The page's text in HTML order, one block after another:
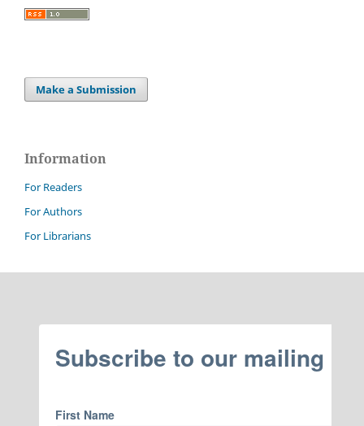
Make a Submission
Information
For Readers
For Authors
For Librarians